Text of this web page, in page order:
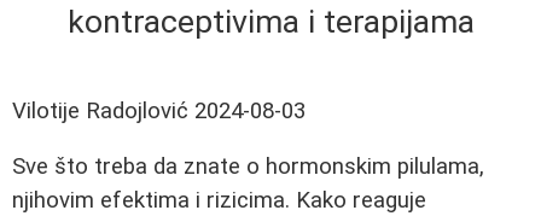
kontraceptivima i terapijama
Vilotije Radojlović 2024-08-03
Sve što treba da znate o hormonskim pilulama,
njihovim efektima i rizicima. Kako reaguje